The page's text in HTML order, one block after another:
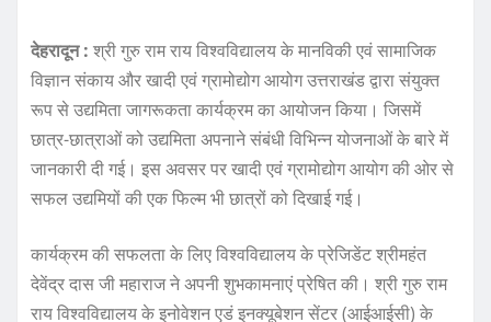
देहरादून : श्री गुरु राम राय विश्वविद्यालय के मानविकी एवं सामाजिक
विज्ञान संकाय और खादी एवं ग्रामोद्योग आयोग उत्तराखंड द्वारा संयुक्त
रूप से उद्यमिता जागरूकता कार्यक्रम का आयोजन किया। जिसमें
छात्र-छात्राओं को उद्यमिता अपनाने संबंधी विभिन्न योजनाओं के बारे में
जानकारी दी गई। इस अवसर पर खादी एवं ग्रामोद्योग आयोग की ओर से
सफल उद्यमियों की एक फिल्म भी छात्रों को दिखाई गई।
कार्यक्रम की सफलता के लिए विश्वविद्यालय के प्रेजिडेंट श्रीमहंत
देवेंद्र दास जी महाराज ने अपनी शुभकामनाएं प्रेषित की। श्री गुरु राम
राय विश्वविद्यालय के इनोवेशन एडं इनक्यूबेशन सेंटर (आईआईसी) के